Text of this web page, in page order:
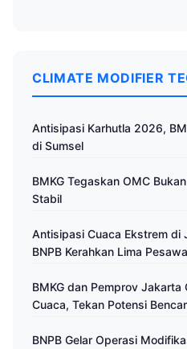
CLIMATE MODIFIER
Antisipasi Karhutla 2026,
di Sumsel
BMKG Tegaskan OMC
Stabil
Antisipasi Cuaca Ekstrem di
BNPB Kerahkan Lima
BMKG dan Pemprov
Cuaca, Tekan Potensi
BNPB Gelar Operasi